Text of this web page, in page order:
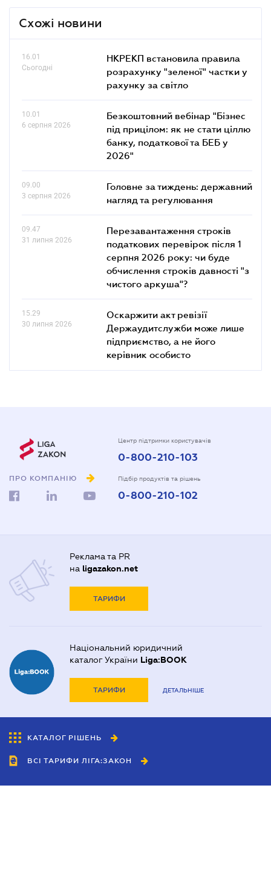
Схожі новини
16.01
Сьогодні
НКРЕКП встановила правила
розрахунку "зеленої" частки у
рахунку за світло
10.01
6 серпня 2026
Безкоштовний вебінар "Бізнес
під прицілом: як не стати ціллю
банку, податкової та БЕБ у
2026"
09.00
3 серпня 2026
Головне за тиждень: державний
нагляд та регулювання
09.47
31 липня 2026
Перезавантаження строків
податкових перевірок після 1
серпня 2026 року: чи буде
обчислення строків давності "з
чистого аркуша"?
15.29
30 липня 2026
Оскаржити акт ревізії
Держаудитслужби може лише
підприємство, а не його
керівник особисто
ПРО КОМПАНІЮ
Центр підтримки користувачів
0-800-210-103
Підбір продуктів та рішень
0-800-210-102
Реклама та PR
на ligazakon.net
ТАРИФИ
Національний юридичний
каталог України Liga:BOOK
ТАРИФИ ДЕТАЛЬНІШЕ
КАТАЛОГ РІШЕНЬ
ВСІ ТАРИФИ ЛІГА:ЗАКОН